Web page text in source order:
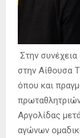
Στην
στην Αίθουσα
όπου και
Αργολίδας
αγώνων